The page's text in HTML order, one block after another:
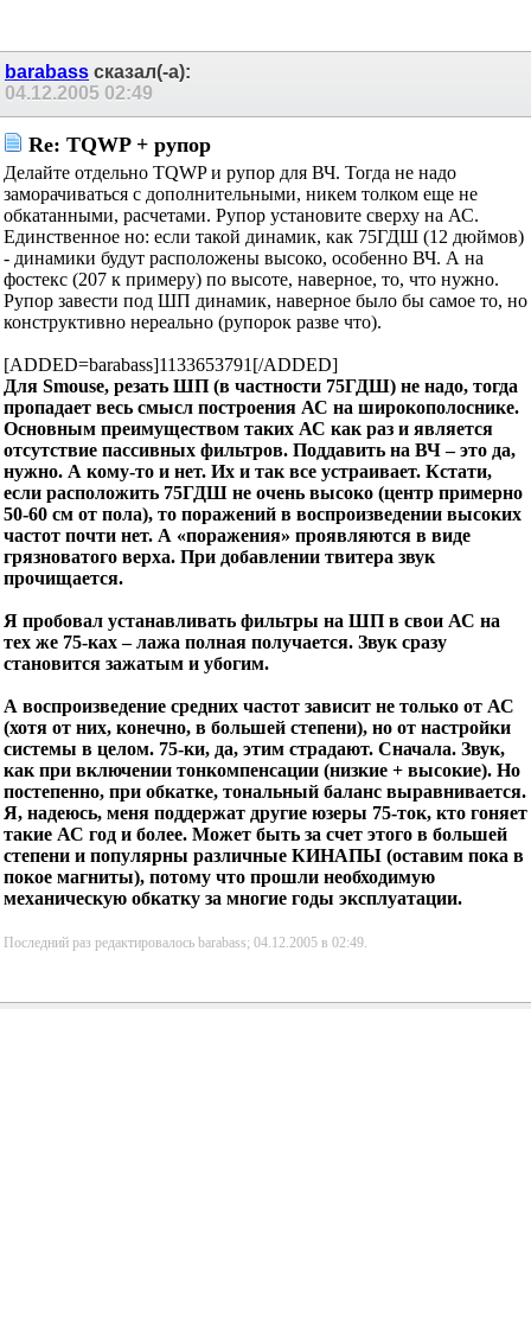
barabassсказал(-а):
04.12.2005
Re: TQWP + рупор
Делайте отдельно TQWP и рупор для ВЧ. Тогда не надо
заморачиваться с дополнительными, никем толком еще не
обкатанными, расчетами. Рупор установите сверху на АС.
Единственное но: если такой динамик, как 75ГДШ (12 дюймов)
- динамики будут расположены высоко, особенно ВЧ. А на
фостекс (207 к примеру) по высоте, наверное, то, что нужно.
Рупор завести под ШП динамик, наверное было бы самое то, но
конструктивно нереально (рупорок разве что).
[ADDED=barabass]1133653791[/ADDED]
Для Smouse, резать ШП (в частности 75ГДШ) не надо, тогда
пропадает весь смысл построения АС на широкополоснике.
Основным преимуществом таких АС как раз и является
отсутствие пассивных фильтров. Поддавить на ВЧ – это да,
нужно. А кому-то и нет. Их и так все устраивает. Кстати,
если расположить 75ГДШ не очень высоко (центр примерно
50-60 см от пола), то поражений в воспроизведении высоких
частот почти нет. А «поражения» проявляются в виде
грязноватого верха. При добавлении твитера звук
прочищается.
Я пробовал устанавливать фильтры на ШП в свои АС на
тех же 75-ках – лажа полная получается. Звук сразу
становится зажатым и убогим.
А воспроизведение средних частот зависит не только от АС
(хотя от них, конечно, в большей степени), но от настройки
системы в целом. 75-ки, да, этим страдают. Сначала. Звук,
как при включении тонкомпенсации (низкие + высокие). Но
постепенно, при обкатке, тональный баланс выравнивается.
Я, надеюсь, меня поддержат другие юзеры 75-ток, кто гоняет
такие АС год и более. Может быть за счет этого в большей
степени и популярны различные КИНАПЫ (оставим пока в
покое магниты), потому что прошли необходимую
механическую обкатку за многие годы эксплуатации.
Последний раз редактировалось barabass; 04.12.2005 в 02:49.